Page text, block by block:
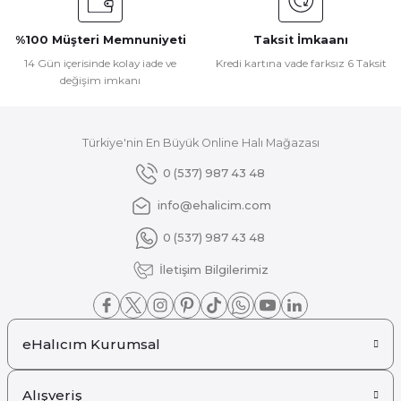
Ürün fiyatı diğer sitelerden daha pahalı.
Gönder
%100 Müşteri Memnuniyeti
14 Gün içerisinde kolay iade ve
değişim imkanı
Taksit İmkaanı
Kredi kartına vade farksız 6 Taksit
Türkiye'nin En Büyük Online Halı Mağazası
0 (537) 987 43 48
info@ehalicim.com
0 (537) 987 43 48
İletişim Bilgilerimiz
eHalıcım Kurumsal
Alışveriş